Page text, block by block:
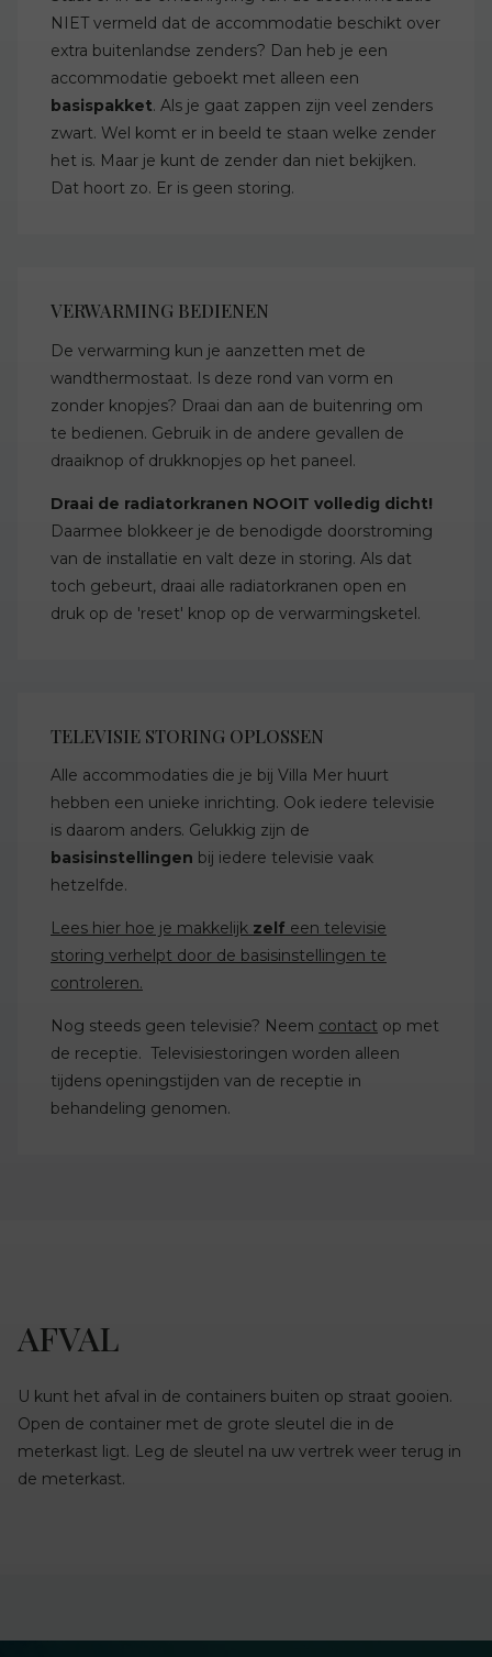
NIET vermeld dat de accommodatie beschikt over
extra buitenlandse zenders? Dan heb je een
accommodatie geboekt met alleen een
basispakket. Als je gaat zappen zijn veel zenders
zwart. Wel komt er in beeld te staan welke zender
het is. Maar je kunt de zender dan niet bekijken.
Dat hoort zo. Er is geen storing.
VERWARMING BEDIENEN
De verwarming kun je aanzetten met de
wandthermostaat. Is deze rond van vorm en
zonder knopjes? Draai dan aan de buitenring om
te bedienen. Gebruik in de andere gevallen de
draaiknop of drukknopjes op het paneel.
Draai de radiatorkranen NOOIT volledig dicht!
Daarmee blokkeer je de benodigde doorstroming
van de installatie en valt deze in storing. Als dat
toch gebeurt, draai alle radiatorkranen open en
druk op de 'reset' knop op de verwarmingsketel.
TELEVISIE STORING OPLOSSEN
Alle accommodaties die je bij Villa Mer huurt
hebben een unieke inrichting. Ook iedere televisie
is daarom anders. Gelukkig zijn de
basisinstellingen bij iedere televisie vaak
hetzelfde.
Lees hier hoe je makkelijk zelf een televisie
storing verhelpt door de basisinstellingen te
controleren.
Nog steeds geen televisie? Neem contact op met
de receptie. Televisiestoringen worden alleen
tijdens openingstijden van de receptie in
behandeling genomen.
AFVAL
U kunt het afval in de containers buiten op straat gooien.
Open de container met de grote sleutel die in de
meterkast ligt. Leg de sleutel na uw vertrek weer terug in
de meterkast.